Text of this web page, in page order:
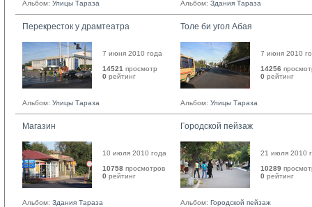
Альбом: Улицы Тараза Альбом: Здания Тараза
Перекресток у драмтеатра
7 июня 2010 года
14521 просмотр
0 рейтинг
Альбом: Улицы Тараза
Толе би угол Абая
7 июня 2010
14256
0 рейтинг
Альбом: Улицы Тараза
Магазин
10 июля 2010 года
10758 просмотров
0 рейтинг
Альбом: Здания Тараза
Городской пейзаж
21 июля 2010
10289
0 рейтинг
Альбом: Городской пейзаж